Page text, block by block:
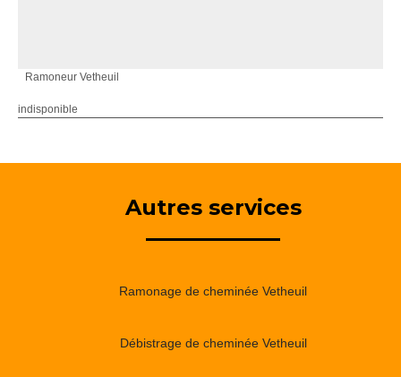
Ramoneur Vetheuil
indisponible
Autres services
Ramonage de cheminée Vetheuil
Débistrage de cheminée Vetheuil